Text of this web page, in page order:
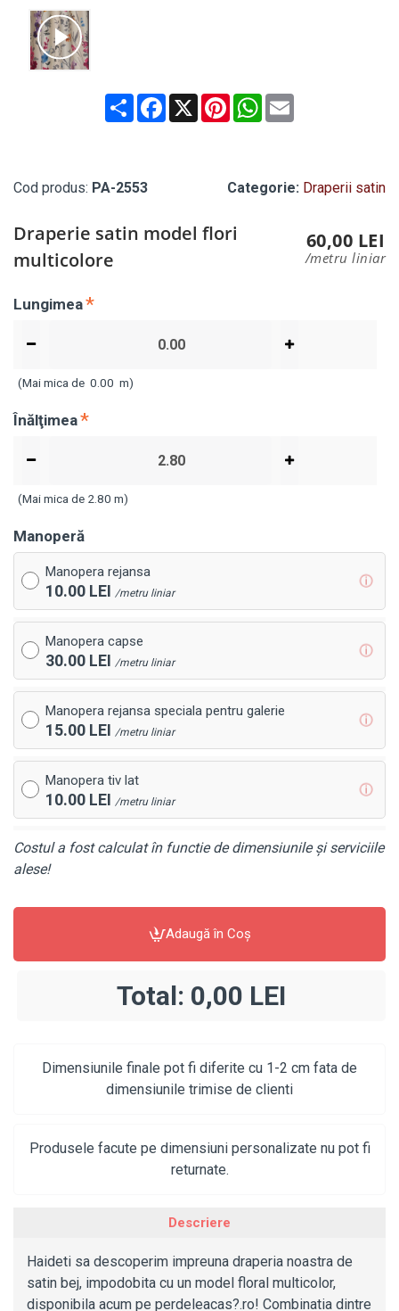
ShareFacebook
X PinterestWhatsApp
Email
Cod produs: PA-2553 Categorie: Draperii satin
Draperie satin model flori
multicolore
60,00 LEI
/metru liniar
Lungimea
(Mai mica de 0.00 m)
Înălţimea
(Mai mica de 2.80 m)
Manoperă
Manopera rejansa
10.00 LEI /metru liniar
ⓘ
Manopera capse
30.00 LEI /metru liniar
ⓘ
Manopera rejansa speciala pentru galerie
15.00 LEI /metru liniar
ⓘ
Manopera tiv lat
10.00 LEI /metru liniar
ⓘ
Costul a fost calculat în functie de dimensiunile și serviciile
alese!
Adaugă în Coş
Total: 0,00 LEI
Dimensiunile finale pot fi diferite cu 1-2 cm fata de
dimensiunile trimise de clienti
Produsele facute pe dimensiuni personalizate nu pot fi
returnate.
Descriere
Haideti sa descoperim impreuna draperia noastra de
satin bej, impodobita cu un model floral multicolor,
disponibila acum pe perdeleacas?.ro! Combinatia dintre